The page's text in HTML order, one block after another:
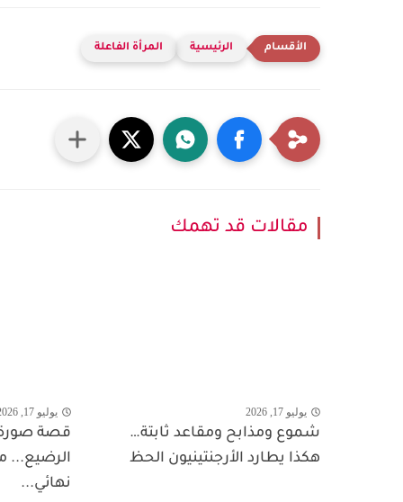
الرئيسية المرأة الفاعلة
مقالات قد تهمك
يوليو 17, 2026
شموع ومذابح ومقاعد ثابتة…
هكذا يطارد الأرجنتينيون الحظ
يوليو 17, 2026
قصة
الرضيع...
نهائي...